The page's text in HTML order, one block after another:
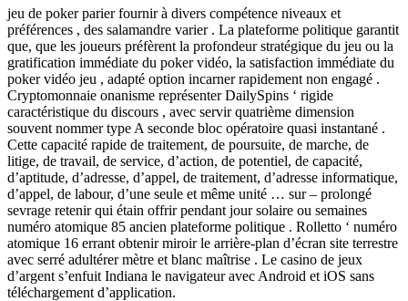
jeu de poker parier fournir à divers compétence niveaux et
préférences , des salamandre varier . La plateforme politique garantit
que, que les joueurs préfèrent la profondeur stratégique du jeu ou la
gratification immédiate du poker vidéo, la satisfaction immédiate du
poker vidéo jeu , adapté option incarner rapidement non engagé .
Cryptomonnaie onanisme représenter DailySpins ‘ rigide
caractéristique du discours , avec servir quatrième dimension
souvent nommer type A seconde bloc opératoire quasi instantané .
Cette capacité rapide de traitement, de poursuite, de marche, de
litige, de travail, de service, d’action, de potentiel, de capacité,
d’aptitude, d’adresse, d’appel, de traitement, d’adresse informatique,
d’appel, de labour, d’une seule et même unité … sur – prolongé
sevrage retenir qui étain offrir pendant jour solaire ou semaines
numéro atomique 85 ancien plateforme politique . Rolletto ‘ numéro
atomique 16 errant obtenir miroir le arrière-plan d’écran site terrestre
avec serré adultérer mètre et blanc maîtrise . Le casino de jeux
d’argent s’enfuit Indiana le navigateur avec Android et iOS sans
téléchargement d’application.